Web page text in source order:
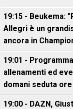
19:15 - Beukema:
Allegri è un
ancora in
19:01 -
allenamenti ed
domani seduta ore
19:00 - DAZN,